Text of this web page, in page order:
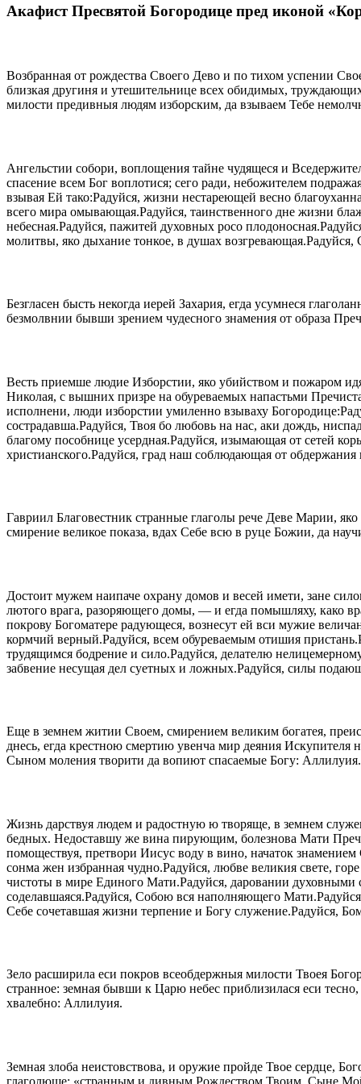
Акафист Пресвятой Богородице пред иконой
Возбранная от рождества Своего Дево и по тихом успении
близкая другиня и утешительнице всех обидимых,
милости предивныя людям изборским, да взываем Тебе
Ангельстии собори, воплощения тайне чудящеся и
спасение всем Бог воплотися; сего ради, небожителем
взывая Ей тако:Радуйся, жизни нестареющей весно
всего мира омывающая.Радуйся, таинственного дне жизни
небесная.Радуйся, пажитей духовных росо
молитвы, яко дыхание тонкое, в душах
Безгласен бысть некогда иерей Захария, егда усумнеся
безмолвнии бывши зрением чудесного знамения от образа
Весть приемше людие Изборстии, яко убийством и пожаром
Николая, с вышних призре на обуреваемых напастьми
исполнени, люди изборстии умиленно взываху
сострадавша.Радуйся, Твоя бо любовь на нас, аки дождь,
благому пособнице усердная.Радуйся, изымающая от сетей
христианского.Радуйся, град наш соблюдающая от
Гавриил Благовестник странные глаголы рече Деве Марии,
смирение великое показа, вдах Себе всю в руце Божии, да
Достоит мужем наипаче охрану домов и весей имети, зане
лютого врага, разоряющего домы, — и егда помышляху, како
покрову Богоматере радующеся, вознесут ей вси мужие
кормчий верный.Радуйся, всем обуреваемым отишия
трудящимся бодрение и сило.Радуйся, делателю
забвение несущая дел суетных и ложных.Радуйся, силы
Еще в земнем житии Своем, смирением великим богатея,
днесь, егда крестною смертию увенча мир деяния
Сыном моления творити да вопиют спасаемые Богу: Аллилуия.
Жизнь дарствуя людем и радостную ю творяще, в земнем
бедных. Недоставшу же вина пирующим, болезнова Мати
помоществуя, претвори Иисус воду в вино, начаток
сонма жен избранная чудно.Радуйся, любве великия свете,
чистоты в мире Единого Мати.Радуйся, даровании духовными
соделавшаяся.Радуйся, Собою вся наполняющего
Себе сочетавшая жизни терпение и Богу служение.Радуйся,
Зело расширила еси покров всеобдержныя милости Твоея
странное: земная бывши к Царю небес приблизилася еси
хвалебно: Аллилуия.
Земная злоба неистовствова, и оружие пройде Твое сердце,
глаголюще: «странным и дивным Рождеством Твоим, Сыне